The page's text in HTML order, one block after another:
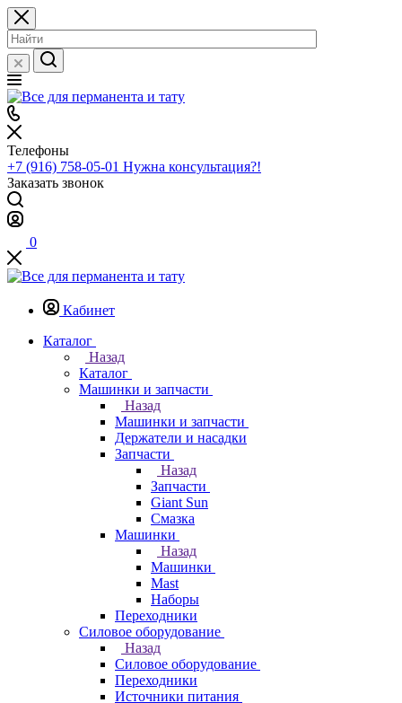
Телефоны
+7 (916) 758-05-01 Нужна консультация?!
Заказать звонок
0
Кабинет
Каталог
Назад
Каталог
Машинки и запчасти
Назад
Машинки и запчасти
Держатели и насадки
Запчасти
Назад
Запчасти
Giant Sun
Смазка
Машинки
Назад
Машинки
Mast
Наборы
Переходники
Силовое оборудование
Назад
Силовое оборудование
Переходники
Источники питания